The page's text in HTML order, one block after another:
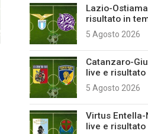
Lazio-
risultato in
5 Agosto 2026
Catanzaro-
live e
5 Agosto 2026
Virtus
live e